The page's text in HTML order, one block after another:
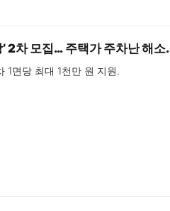
2차 모집… 주택가 주차난 해소.
면당 최대 1천만 원 지원.